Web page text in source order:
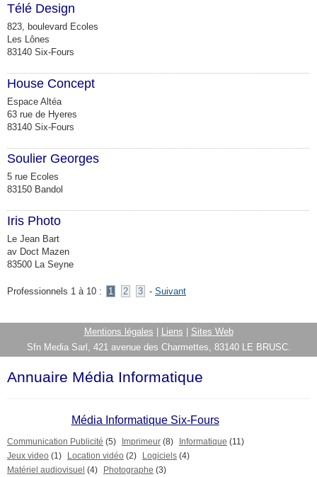
Télé Design
823, boulevard Ecoles
Les Lônes
83140 Six-Fours
House Concept
Espace Altéa
63 rue de Hyeres
83140 Six-Fours
Soulier Georges
5 rue Ecoles
83150 Bandol
Iris Photo
Le Jean Bart
av Doct Mazen
83500 La Seyne
Professionnels 1 à 10 : 1 2 3 - Suivant
Mentions légales Liens
Sites Web
Sfn Media Sarl, 421 avenue des Charmettes, 83140 LE BRUSC.
Annuaire Média Informatique
Média Informatique Six-Fours
Communication Publicité (5) Imprimeur (8) Informatique (11)
Jeux video (1) Location vidéo (2) Logiciels (4)
Matériel audiovisuel (4) Photographe (3)